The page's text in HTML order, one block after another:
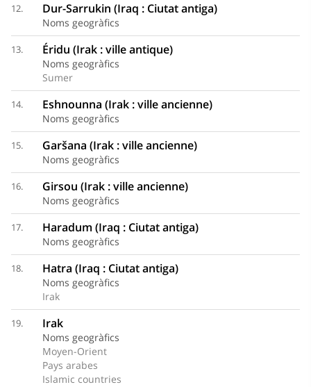
12. Dur-Sarrukin (Iraq : Ciutat antiga)
Noms geogràfics
13. Éridu (Irak : ville antique)
Noms geogràfics
Sumer
14. Eshnounna (Irak : ville ancienne)
Noms geogràfics
15. Garšana (Irak : ville ancienne)
Noms geogràfics
16. Girsou (Irak : ville ancienne)
Noms geogràfics
17. Haradum (Iraq : Ciutat antiga)
Noms geogràfics
18. Hatra (Iraq : Ciutat antiga)
Noms geogràfics
Irak
19. Irak
Noms geogràfics
Moyen-Orient
Pays arabes
Islamic countries